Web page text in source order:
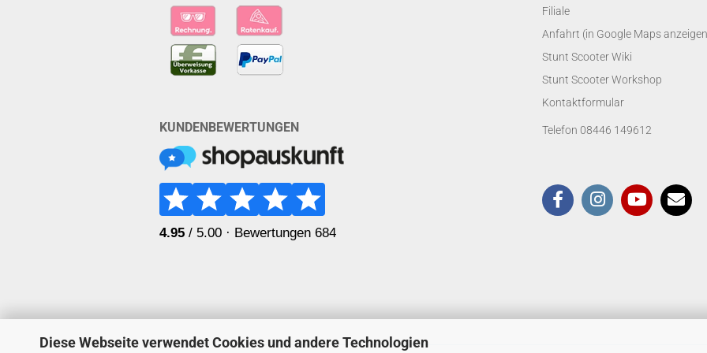
Diese Webseite verwendet Cookies und andere Technologien
KUNDENBEWERTUNGEN
Filiale
Anfahrt (in Google Maps
Stunt Scooter Wiki
Stunt Scooter Workshop
Kontaktformular
Telefon 08446 149612